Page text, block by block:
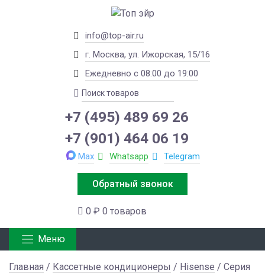
info@top-air.ru
г. Москва, ул. Ижорская, 15/16
Ежедневно с 08:00 до 19:00
+7 (495) 489 69 26
+7 (901) 464 06 19
Max Whatsapp Telegram
Обратный звонок
0 ₽ 0 товаров
Меню
Главная / Кассетные кондиционеры / Hisense / Серия